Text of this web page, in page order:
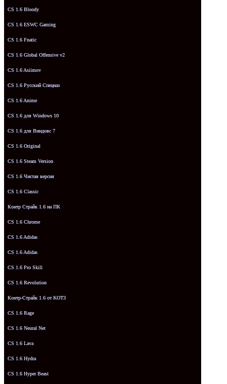
CS 1.6 Bloody
CS 1.6 ESWC Gaming
CS 1.6 Fnatic
CS 1.6 Global Offensive v2
CS 1.6 Asiimov
CS 1.6 Русский Спецназ
CS 1.6 Anime
CS 1.6 для Windows 10
CS 1.6 для Виндовс 7
CS 1.6 Original
CS 1.6 Steam Version
CS 1.6 Чистая версия
CS 1.6 Classic
Контр Страйк 1.6 на ПК
CS 1.6 Chrome
CS 1.6 Adidas
CS 1.6 Adidas
CS 1.6 Pro Skill
CS 1.6 Revolution
Контр-Страйк 1.6 от KOT3
CS 1.6 Rage
CS 1.6 Neural Net
CS 1.6 Lava
CS 1.6 Hydra
CS 1.6 Hyper Beast